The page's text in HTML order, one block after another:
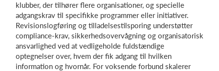
klubber, der tilhører flere organisationer, og specielle
adgangskrav til specifikke programmer eller initiativer.
Revisionslogføring og tilladelsestilsporing understøtter
compliance-krav, sikkerhedsovervågning og organisatorisk
ansvarlighed ved at vedligeholde fuldstændige
optegnelser over, hvem der fik adgang til hvilken
information og hvornår. For voksende forbund skalerer